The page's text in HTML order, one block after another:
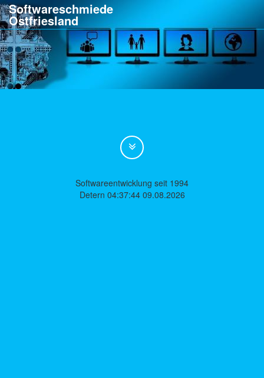
Softwareschmiede
Ostfriesland
Softwareentwicklung seit 1994
Detern 04:37:44 09.08.2026